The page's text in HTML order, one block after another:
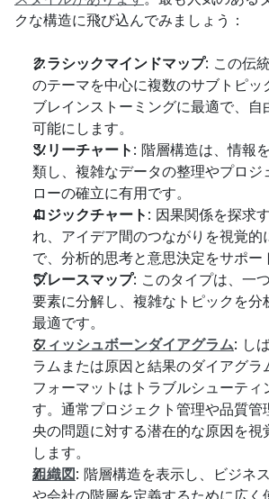
クな構造に飛び込んでみましょう：
クラシックマインドマップ: この伝
のテーマを中心に複数のサブトピッ
ブレインストーミングに最適で、自
可能にします。
ツリーチャート : 階層構造は、情報
類し、複雑なデータの整理やプロジ
ローの確立に有用です。
ロジックチャート : 因果関係を探求
れ、アイデア間のつながりを視覚的
で、分析的思考と意思決定をサポー
ブレースマップ: このタイプは、一
要素に分解し、複雑なトピックを分
最適です。
フィッシュボーンダイアグラム: し
ラムまたは原因と結果のダイアグラ
フォーマットはトラブルシューティ
す。通常プロジェクト管理や品質管
央の問題に対する潜在的な原因を視
します。
組織図: 階層構造を表示し、ビジネ
や会社の階層を定義するために広く